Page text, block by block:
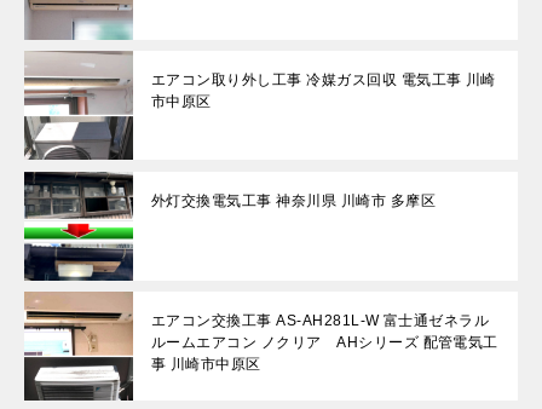
エアコン取り外し工事 冷媒ガス回収 電気工事 川崎
市中原区
外灯交換電気工事 神奈川県 川崎市 多摩区
エアコン交換工事 AS-AH281L-W 富士通ゼネラル
ルームエアコン ノクリア AHシリーズ 配管電気工
事 川崎市中原区